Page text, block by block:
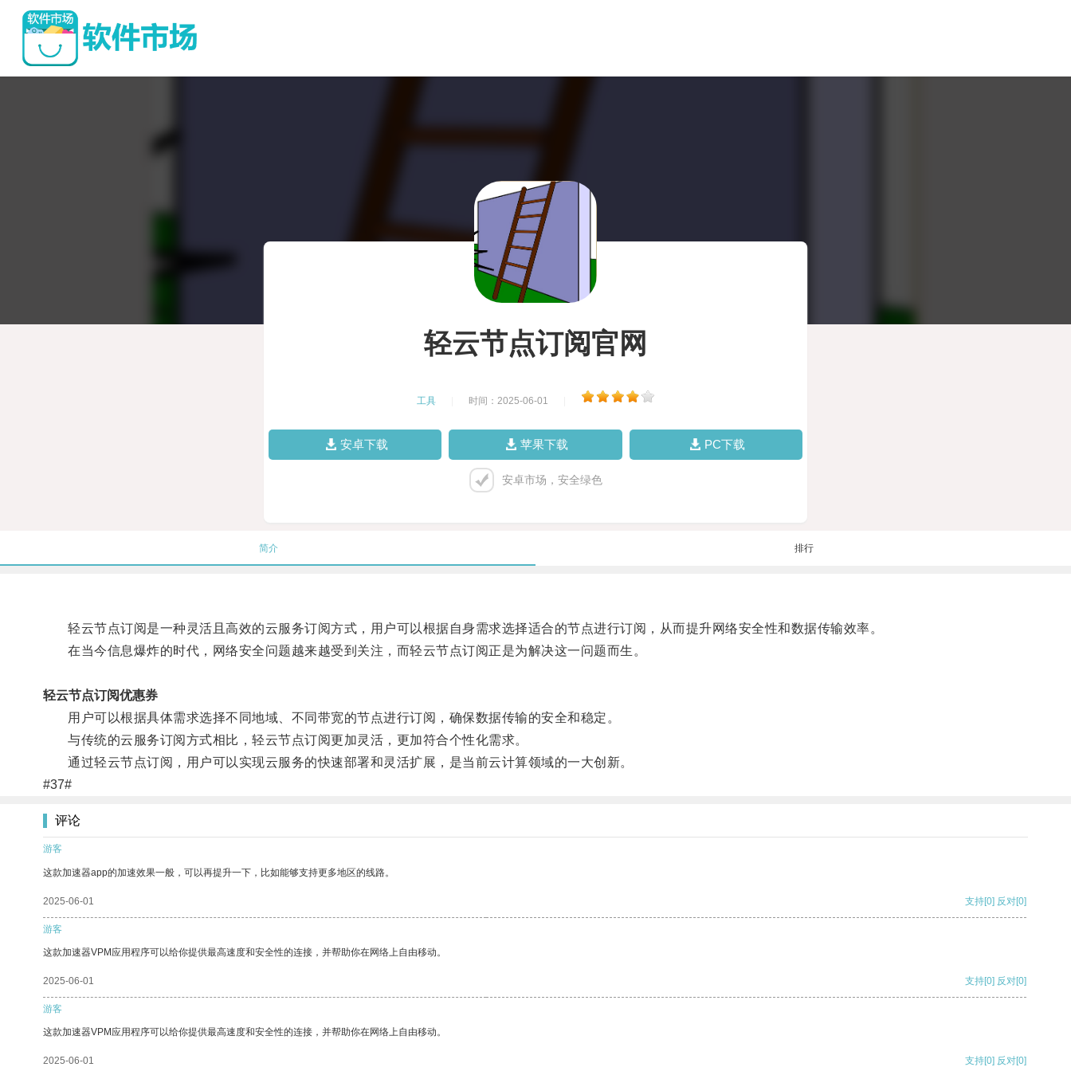
轻云节点订阅官网
工具 时间：2025-06-01
安卓下载 苹果下载 PC下载
安卓市场，安全绿色
简介 排行
轻云节点订阅是一种灵活且高效的云服务订阅方式，用户可以根据自身需求选择适合的节点进行订阅，从而提升网络安全性和数据传输效率。
在当今信息爆炸的时代，网络安全问题越来越受到关注，而轻云节点订阅正是为解决这一问题而生。
轻云节点订阅优惠券
用户可以根据具体需求选择不同地域、不同带宽的节点进行订阅，确保数据传输的安全和稳定。
与传统的云服务订阅方式相比，轻云节点订阅更加灵活，更加符合个性化需求。
通过轻云节点订阅，用户可以实现云服务的快速部署和灵活扩展，是当前云计算领域的一大创新。
#37#
评论
游客
这款加速器app的加速效果一般，可以再提升一下，比如能够支持更多地区的线路。
2025-06-01 支持[0] 反对[0]
游客
这款加速器VPM应用程序可以给你提供最高速度和安全性的连接，并帮助你在网络上自由移动。
2025-06-01 支持[0] 反对[0]
游客
这款加速器VPM应用程序可以给你提供最高速度和安全性的连接，并帮助你在网络上自由移动。
2025-06-01 支持[0] 反对[0]